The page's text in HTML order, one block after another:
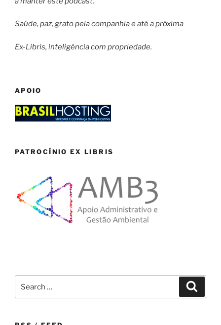
Saúde, paz, grato pela companhia e até a próxima
Ex-Libris, inteligência com propriedade.
APOIO
PATROCÍNIO EX LIBRIS
for: